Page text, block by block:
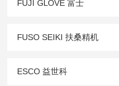
FUJI GLOVE 富士
FUSO SEIKI 扶桑精机
ESCO 益世科